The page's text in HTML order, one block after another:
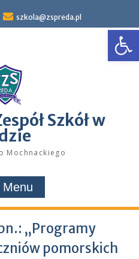
szkola@zspreda.pl
Szkół w
Mochnackiego
Menu
„Programy
pomorskich